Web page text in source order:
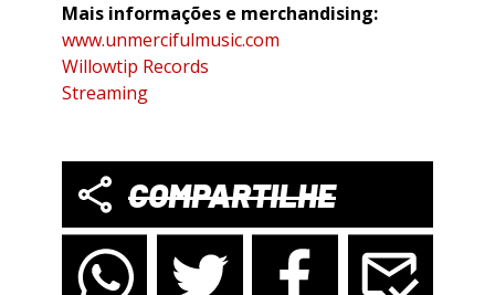
Mais informações e merchandising:
www.unmercifulmusic.com
Willowtip Records
Streaming
COMPARTILHE